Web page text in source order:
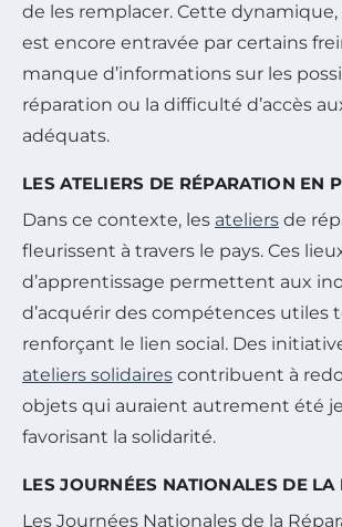
de les remplacer. Cette
est encore entravée par certains
manque d’informations sur les
réparation ou la difficulté d’accès
adéquats.
LES ATELIERS DE RÉPARATION EN
Dans ce contexte, les ateliers de
fleurissent à travers le pays. Ces
d’apprentissage permettent aux
d’acquérir des compétences utiles
renforçant le lien social. Des
ateliers solidaires contribuent à
objets qui auraient autrement été
favorisant la solidarité.
LES JOURNÉES NATIONALES DE LA
Les Journées Nationales de la